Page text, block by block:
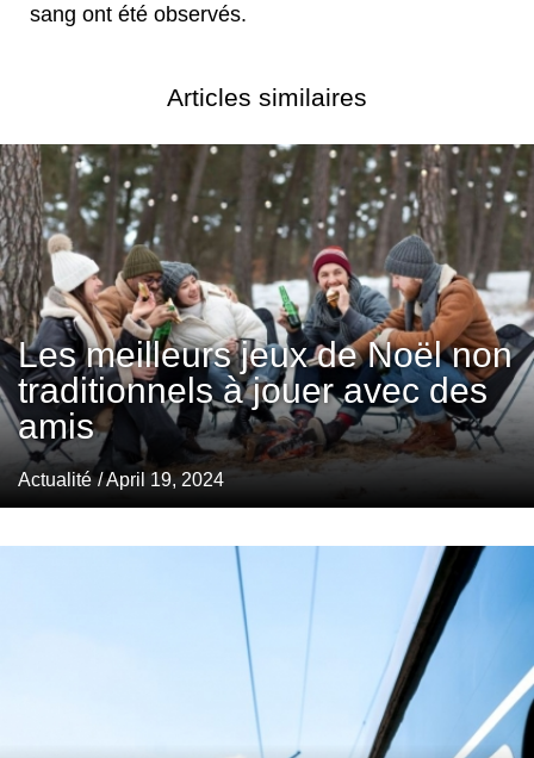
sang ont été observés.
Articles similaires
Les meilleurs jeux de Noël non
traditionnels à jouer avec des
amis
Actualité / April 19, 2024